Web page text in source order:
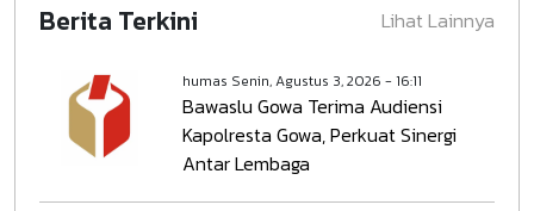
Berita Terkini
humas Senin, Agustus 3, 2026 - 16:11
Bawaslu Gowa Terima Audiensi
Kapolresta Gowa, Perkuat Sinergi
Antar Lembaga
Lihat Lainnya